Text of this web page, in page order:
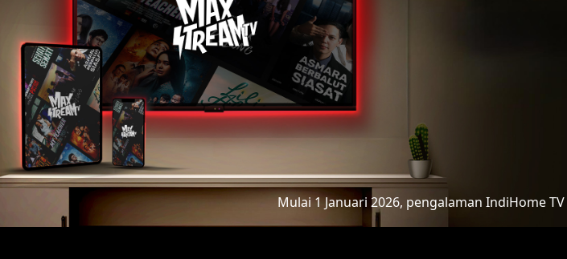
Mulai 1 Januari 2026, pengalaman IndiHome TV